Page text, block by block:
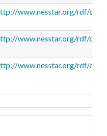
www.nesstar.org/rdf/
www.nesstar.org/rdf/
www.nesstar.org/rdf/